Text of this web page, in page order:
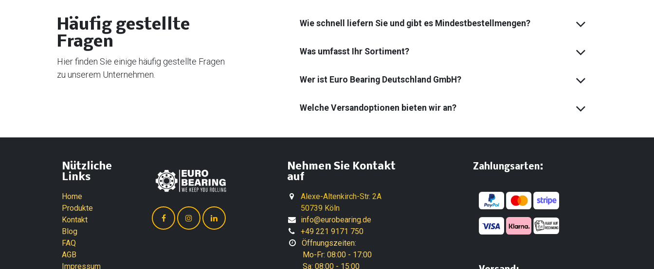
Häufig gestellte
Fragen
Hier finden Sie einige häufig gestellte Fragen
zu unserem Unternehmen.
Wie schnell liefern Sie und gibt es Mindest­bestell­mengen?
Was umfasst Ihr Sortiment?
Wer ist Euro Bearing Deutschland GmbH?
Welche Versandoptionen bieten wir an?
Nützliche
Links
Home
Produkte
Kontakt
Blog
FAQ
AGB
Impressum
Nehmen Sie Kontakt
auf
Alexe-Altenkirch-Str. 2A
50739 Köln
info@eurobearing.de
+49 221 9171 750
Öffnungszeiten:
Mo-Fr: 08:00 - 17:00
Sa: 08:00 - 15:00
​Zahlungsarten: